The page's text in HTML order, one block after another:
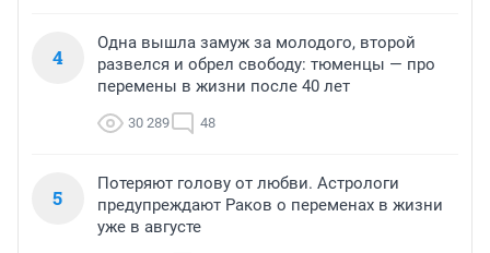
4
Одна вышла замуж за молодого, второй
развелся и обрел свободу: тюменцы — про
перемены в жизни после 40 лет
30 289 48
5
Потеряют голову от любви. Астрологи
предупреждают Раков о переменах в жизни
уже в августе